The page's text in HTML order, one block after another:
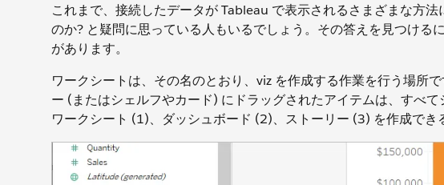
これまで、接続したデータが Tableau で表示されるさまざまな方
のか? と疑問に思っている人もいるでしょう。その答えを見つけ
があります。
ワークシートは、その名のとおり、viz を作成する作業を行う場所で
ー (またはシェルフやカード) にドラッグされたアイテムは、すべて
ワークシート (1)、ダッシュボード (2)、ストーリー (3) を作成でき